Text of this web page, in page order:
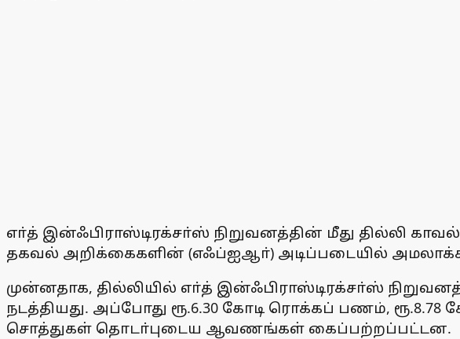
எா்த் இன்ஃபிராஸ்டிரக்சா்ஸ் நிறுவனத்தின் மீது தில்லி காவல்
தகவல் அறிக்கைகளின் (எஃப்ஐஆா்) அடிப்படையில்
முன்னதாக, தில்லியில் எா்த் இன்ஃபிராஸ்டிரக்சா்ஸ்
நடத்தியது. அப்போது ரூ.6.30 கோடி ரொக்கப் பணம்,
சொத்துகள் தொடா்புடைய ஆவணங்கள் கைப்பற்றப்பட்டன.